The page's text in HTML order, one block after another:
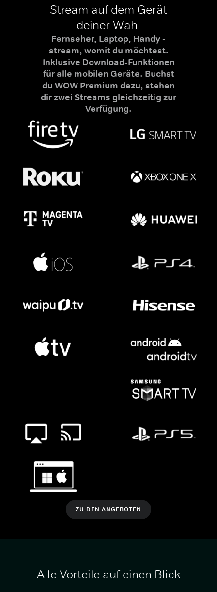
Stream auf dem Gerät
deiner Wahl
Fernseher, Laptop, Handy -
stream, womit du möchtest.
Inklusive Download-Funktionen
für alle mobilen Geräte. Buchst
du WOW Premium dazu, stehen
dir zwei Streams gleichzeitig zur
Verfügung.
ZU DEN ANGEBOTEN
Alle Vorteile auf einen Blick